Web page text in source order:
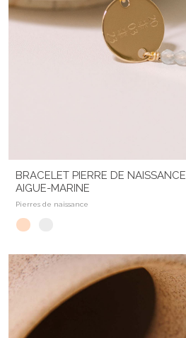
BRACELET PIERRE DE NAISSANCE
AIGUE-MARINE
Pierres de naissance